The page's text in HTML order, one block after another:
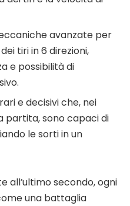
avanzate per
tiri in 6 direzioni,
e possibilità di
e decisivi che, nei
partita, sono capaci di
le sorti in un
all’ultimo secondo, ogni
una battaglia